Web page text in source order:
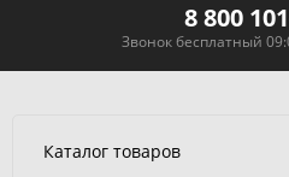
8 800
Звонок бесплатный
Каталог товаров